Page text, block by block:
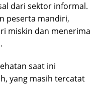
dari sektor informal.
peserta mandiri,
miskin dan menerima
saat ini
yang masih tercatat